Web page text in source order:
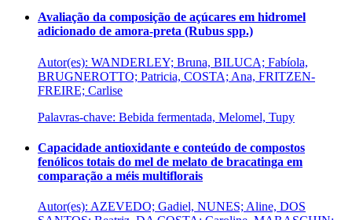
Avaliação da composição de açúcares em hidromel
adicionado de amora-preta (Rubus spp.)
Autor(es): WANDERLEY; Bruna, BILUCA; Fabíola,
BRUGNEROTTO; Patricia, COSTA; Ana, FRITZEN-
FREIRE; Carlise
Palavras-chave: Bebida fermentada, Melomel, Tupy
Capacidade antioxidante e conteúdo de compostos
fenólicos totais do mel de melato de bracatinga em
comparação a méis multiflorais
Autor(es): AZEVEDO; Gadiel, NUNES; Aline, DOS